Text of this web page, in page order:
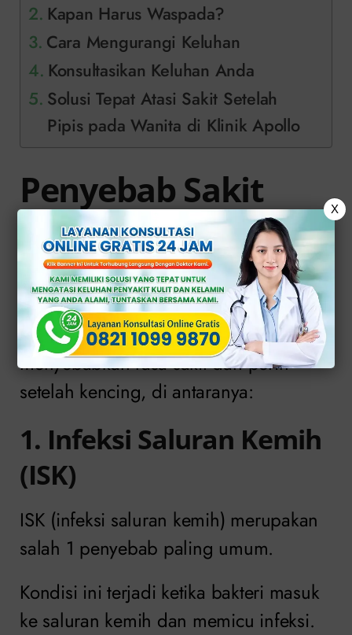
Kapan Harus Waspada?
Cara Mengurangi Keluhan
Konsultasikan Keluhan Anda
Solusi Tepat Atasi Sakit Setelah
Pipis pada Wanita di Klinik Apollo
Penyebab Sakit
Setelah Pipis pada
Wanita
Ada beberapa kondisi yang dapat
menyebabkan rasa sakit dan perih
setelah kencing, di antaranya:
1. Infeksi Saluran Kemih
(ISK)
ISK (infeksi saluran kemih) merupakan
salah 1 penyebab paling umum.
Kondisi ini terjadi ketika bakteri masuk
ke saluran kemih dan memicu infeksi.
X